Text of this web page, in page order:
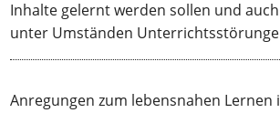
Inhalte gelernt werden sollen und
unter Umständen
Anregungen zum lebensnahen Lernen